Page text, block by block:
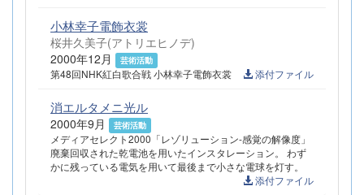
小林幸子電飾衣裳
桜井久美子(アトリエヒノデ)
2000年12月
芸術活動
第48回NHK紅白歌合戦 小林幸子電飾衣裳 添付ファイル
消エルタメニ光ル
2000年9月 芸術活動
メディアセレクト2000「レゾリューション-感覚の解像度」
廃棄回収された乾電池を用いたインスタレーション。 わず
かに残っている電気を用いて最後まで小さな電球を灯す。
添付ファイル